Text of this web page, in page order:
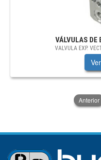
VÁLVULAS DE
VALVULA EXP.
Anterior